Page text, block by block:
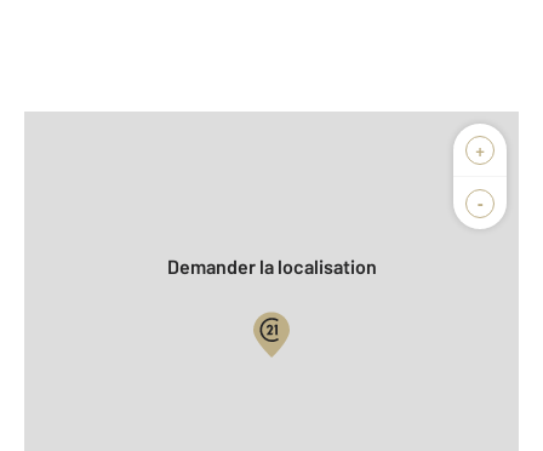
+
-
Biens vendus
Demander la localisation